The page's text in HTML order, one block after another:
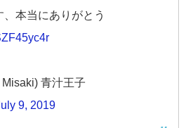
本当にありがとう
青汁王子
9, 2019